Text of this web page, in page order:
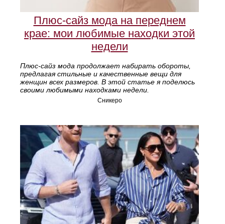
Плюс-сайз мода на переднем
крае: мои любимые находки этой
недели
Плюс-сайз мода продолжает набирать обороты,
предлагая стильные и качественные вещи для
женщин всех размеров. В этой статье я поделюсь
своими любимыми находками недели.
Сникеро